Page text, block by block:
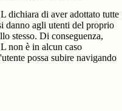
di aver adottato tutte
danno agli utenti del proprio
stesso. Di conseguenza,
è in alcun caso
possa subire navigando